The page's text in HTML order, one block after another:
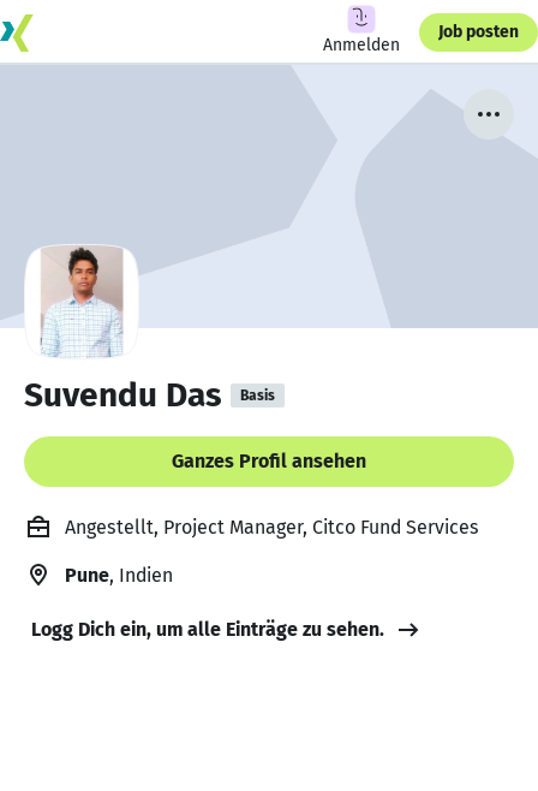
Anmelden
Job posten
Suvendu Das Basis
Ganzes Profil ansehen
Angestellt, Project Manager, Citco Fund Services
Pune, Indien
Logg Dich ein, um alle Einträge zu sehen.